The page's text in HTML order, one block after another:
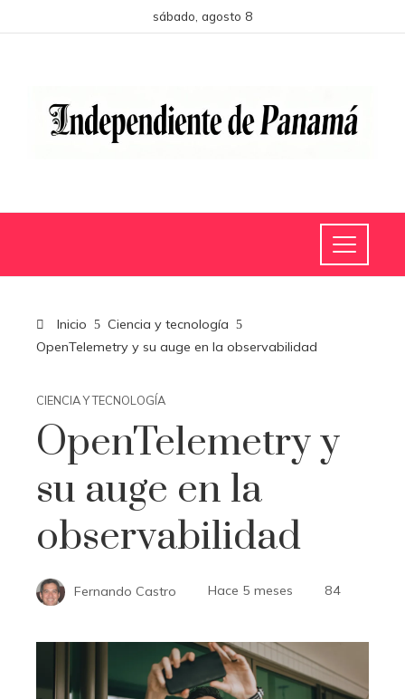
sábado, agosto 8
Inicio
Ciencia y tecnología
OpenTelemetry y su auge en la observabilidad
CIENCIA Y TECNOLOGÍA
OpenTelemetry y
su auge en la
observabilidad
Fernando Castro Hace 5 meses 84